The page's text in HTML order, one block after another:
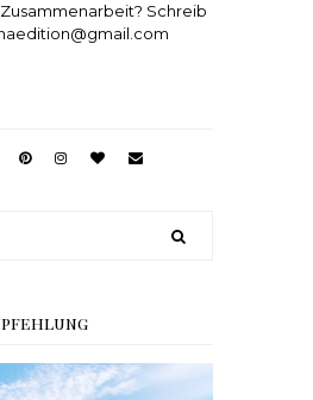
Zusammenarbeit? Schreib